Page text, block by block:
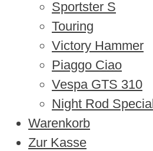
Sportster S
Touring
Victory Hammer
Piaggo Ciao
Vespa GTS 310
Night Rod Special
Warenkorb
Zur Kasse